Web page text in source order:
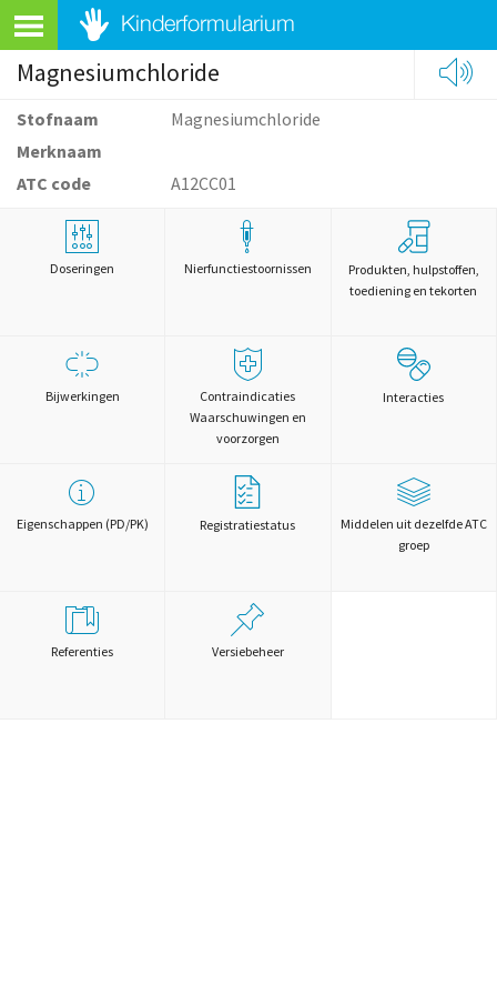
Magnesiumchloride
Stofnaam
Magnesiumchloride
Merknaam
ATC code
A12CC01
Doseringen Nierfunctiestoornissen
Produkten, hulpstoffen,
toediening en tekorten
Bijwerkingen
Contraindicaties
Waarschuwingen en
voorzorgen
Interacties
Eigenschappen (PD/PK) Registratiestatus
Middelen uit dezelfde ATC
groep
Referenties Versiebeheer